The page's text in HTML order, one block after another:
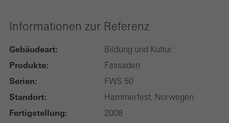
Informationen zur Referenz
Gebäudeart: Bildung und Kultur
Produkte: Fassaden
Serien: FWS 50
Standort: Hammerfest, Norwegen
Fertigstellung: 2008